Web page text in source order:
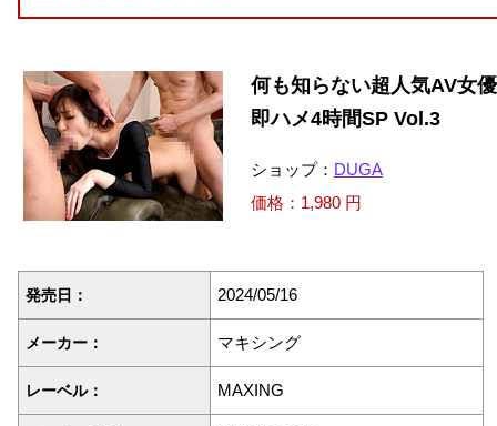
何も知らない超人気AV女
即ハメ4時間SP Vol.3
ショップ： DUGA
価格：1,980 円
発売日： 2024/05/16
メーカー： マキシング
レーベル： MAXING